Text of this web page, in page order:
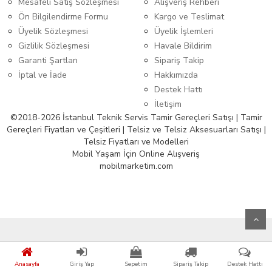
Anasayfa Giriş Yap Sepetim Sipariş Takip Destek Hattı
Ön Bilgilendirme Formu
Üyelik Sözleşmesi
Gizlilik Sözleşmesi
Garanti Şartları
İptal ve İade
Kargo ve Teslimat
Üyelik İşlemleri
Havale Bildirim
Sipariş Takip
Hakkımızda
Destek Hattı
İletişim
©2018-2026 İstanbul Teknik Servis Tamir Gereçleri Satışı | Tamir
Gereçleri Fiyatları ve Çeşitleri | Telsiz ve Telsiz Aksesuarları Satışı |
Telsiz Fiyatları ve Modelleri
Mobil Yaşam İçin Online Alışveriş
mobilmarketim.com